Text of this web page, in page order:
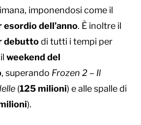
imponendosi come il
dell’anno. È inoltre il
debuttodi tutti i tempi per
weekend del
, superando Frozen 2 – Il
(125 milioni) e alle spalle di
).